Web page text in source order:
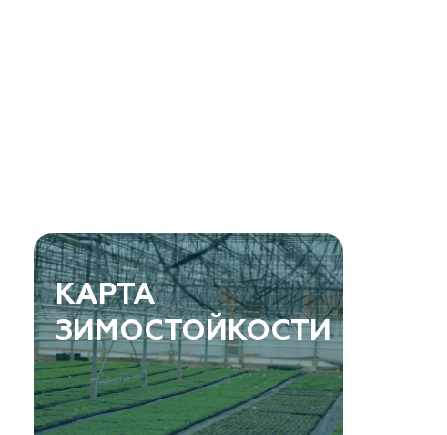
КАРТА
ЗИМОСТОЙКОСТИ